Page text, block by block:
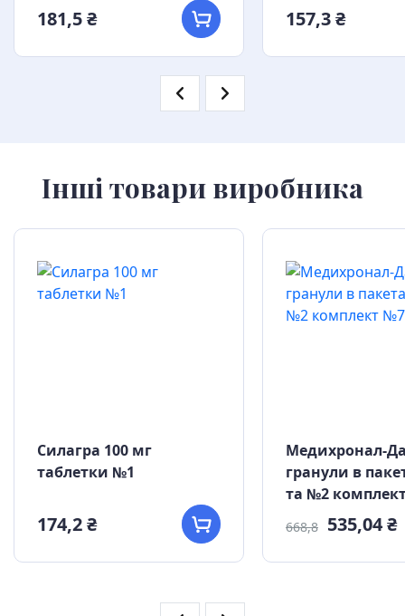
181,5 ₴ 157,3 ₴
Інші товари виробника
Силагра 100 мг
таблетки №1
174,2 ₴
Медихронал-
гранули в
та №2
668,8 535,04 ₴